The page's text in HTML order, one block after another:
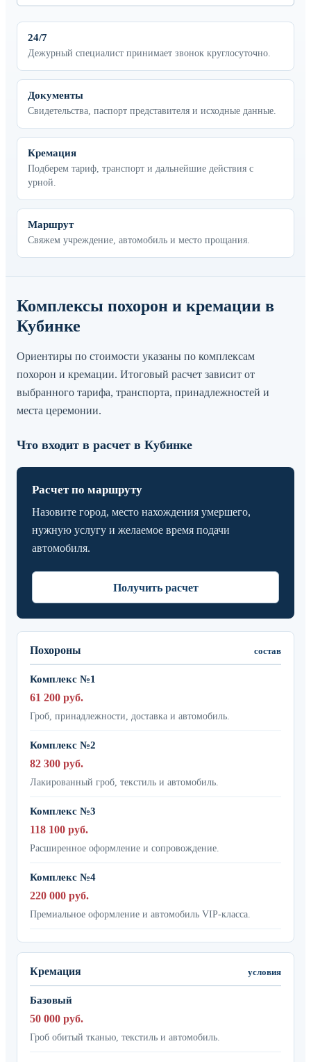
24/7
Дежурный специалист принимает звонок круглосуточно.
Документы
Свидетельства, паспорт представителя и исходные данные.
Кремация
Подберем тариф, транспорт и дальнейшие действия с
урной.
Маршрут
Свяжем учреждение, автомобиль и место прощания.
Комплексы похорон и кремации в
Кубинке
Ориентиры по стоимости указаны по комплексам
похорон и кремации. Итоговый расчет зависит от
выбранного тарифа, транспорта, принадлежностей и
места церемонии.
Что входит в расчет в Кубинке
Расчет по маршруту
Назовите город, место нахождения умершего,
нужную услугу и желаемое время подачи
автомобиля.
Получить расчет
Похороны состав
Комплекс №1
61 200 руб.
Гроб, принадлежности, доставка и автомобиль.
Комплекс №2
82 300 руб.
Лакированный гроб, текстиль и автомобиль.
Комплекс №3
118 100 руб.
Расширенное оформление и сопровождение.
Комплекс №4
220 000 руб.
Премиальное оформление и автомобиль VIP-класса.
Кремация условия
Базовый
50 000 руб.
Гроб обитый тканью, текстиль и автомобиль.